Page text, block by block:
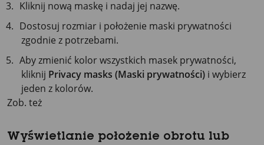
Kliknij nową maskę i nadaj jej nazwę.
Dostosuj rozmiar i położenie maski prywatności
zgodnie z potrzebami.
Aby zmienić kolor wszystkich masek prywatności,
kliknij Privacy masks (Maski prywatności) i wybierz
jeden z kolorów.
Zob. też
Wyświetlanie położenie obrotu lub